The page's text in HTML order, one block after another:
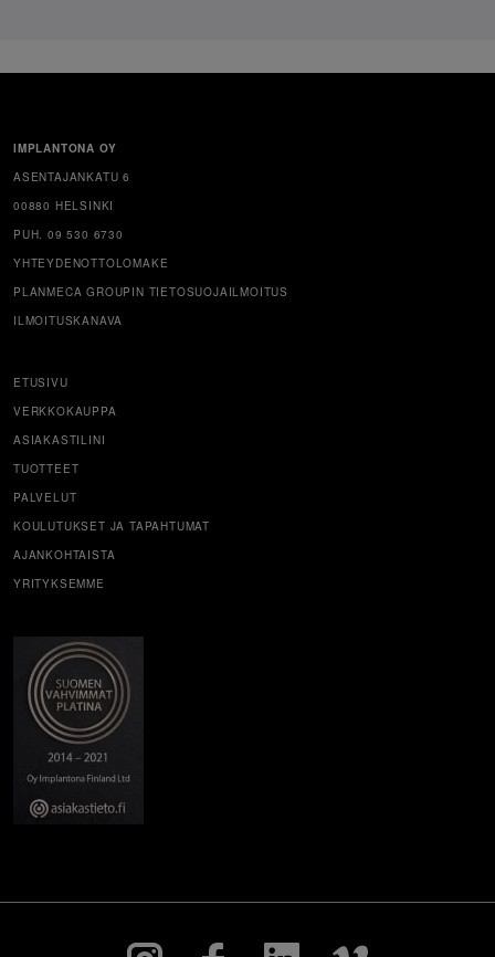
IMPLANTONA OY
ASENTAJANKATU 6
00880 HELSINKI
PUH. 09 530 6730
YHTEYDENOTTOLOMAKE
PLANMECA GROUPIN TIETOSUOJAILMOITUS
ILMOITUSKANAVA
ETUSIVU
VERKKOKAUPPA
ASIAKASTILINI
TUOTTEET
PALVELUT
KOULUTUKSET JA TAPAHTUMAT
AJANKOHTAISTA
YRITYKSEMME